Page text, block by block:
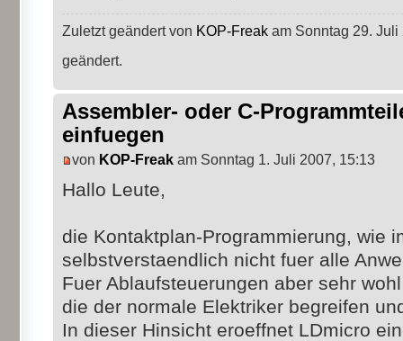
Zuletzt geändert von KOP-Freak am Sonntag 29.
geändert.
Assembler- oder C-
einfuegen
von KOP-Freak am Sonntag 1. Juli 2007, 15:13
Hallo Leute,
die Kontaktplan-Programmierung, wie
selbstverstaendlich nicht fuer alle
Fuer Ablaufsteuerungen aber sehr
die der normale Elektriker begreifen
In dieser Hinsicht eroeffnet LDmicro